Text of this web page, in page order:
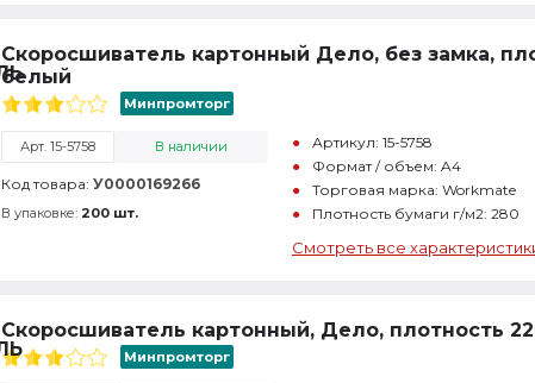
Скоросшиватель картонный Дело, без замка,
белый
Минпромторг
Арт. 15-5758 В наличии
Код товара: У0000169266
В упаковке: 200 шт.
Артикул: 15-5758
Формат / объем: A4
Торговая марка: Workmate
Плотность бумаги г/м2: 280
Смотреть все
Скоросшиватель картонный, Дело, плотность
Минпромторг